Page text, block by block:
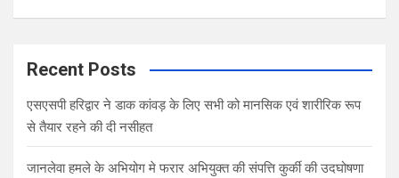
Recent Posts
एसएसपी हरिद्वार ने डाक कांवड़ के लिए सभी को मानसिक एवं शारीरिक रूप
से तैयार रहने की दी नसीहत
जानलेवा हमले के अभियोग मे फरार अभियुक्त की संपत्ति कुर्की की उदघोषणा